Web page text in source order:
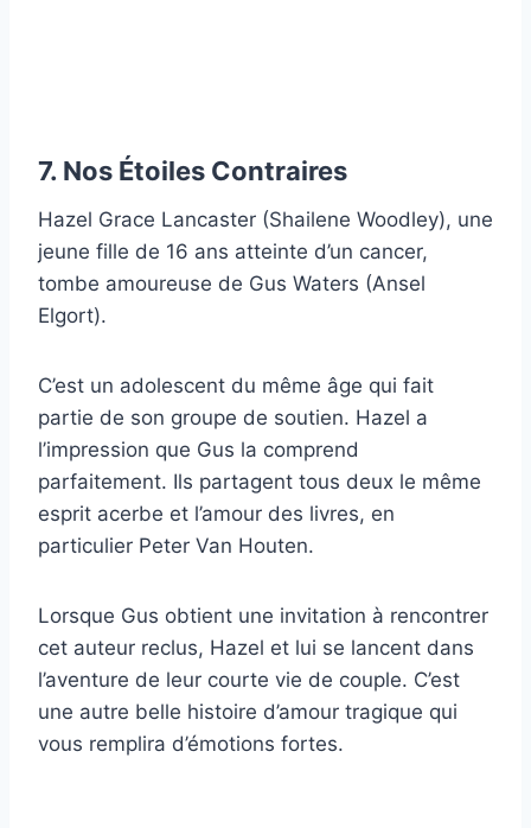
7. Nos Étoiles Contraires
Hazel Grace Lancaster (Shailene Woodley), une
jeune fille de 16 ans atteinte d’un cancer,
tombe amoureuse de Gus Waters (Ansel
Elgort).
C’est un adolescent du même âge qui fait
partie de son groupe de soutien. Hazel a
l’impression que Gus la comprend
parfaitement. Ils partagent tous deux le même
esprit acerbe et l’amour des livres, en
particulier Peter Van Houten.
Lorsque Gus obtient une invitation à rencontrer
cet auteur reclus, Hazel et lui se lancent dans
l’aventure de leur courte vie de couple. C’est
une autre belle histoire d’amour tragique qui
vous remplira d’émotions fortes.